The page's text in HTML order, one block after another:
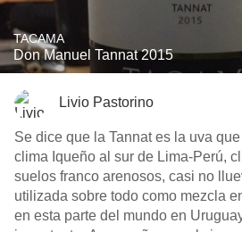
TACAMA
Don Manuel Tannat 2015
Livio Pastorino
Se dice que la Tannat es la uva
clima Iqueño al sur de Lima-Perú,
suelos franco arenosos, casi no
utilizada sobre todo como mezcla
en esta parte del mundo en